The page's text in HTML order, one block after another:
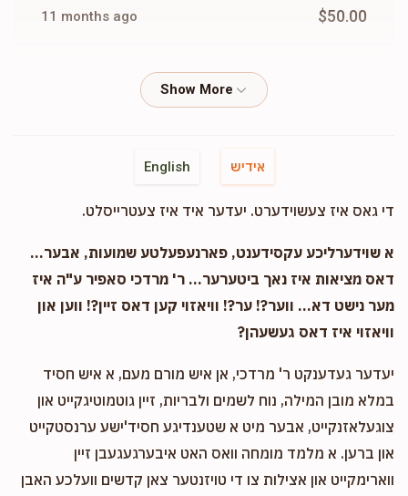
11 months ago $50.00
Shrage Yitzchok Gandel
Fishel RubinsteinShrage Yitzchok Gandel
Mordechai SilbersteinShrage Yitzchok Gandel
11 months ago $100.00
Shrage Yitzchok Gandel
English אידיש
די גאס איז צעשוידערט. יעדער איד איז צעטרייסלט.
א שוידערליכע עקסידענט, פארנעפעלטע שמועות, אבער...
דאס מציאות איז נאך ביטערער... ר' מרדכי סאפיר ע"ה איז
מער נישט דא... ווער?! ער?! וויאזוי קען דאס זיין?! ווען און
וויאזוי איז דאס געשעהן?
יעדער געדענקט ר' מרדכי, אן איש מורם מעם, א איש חסיד
במלא מובן המילה, נוח לשמים ולבריות, זיין גוטמוטיגקייט און
צוגעלאזנקייט, אבער מיט א שטענדיגע חסיד'ישע ערנסטקייט
און ברען. א מלמד מומחה וואס האט איבערגעגעבן זיין
ווארימקייט און אצילות צו די טויזנטער צאן קדשים וועלכע האבן